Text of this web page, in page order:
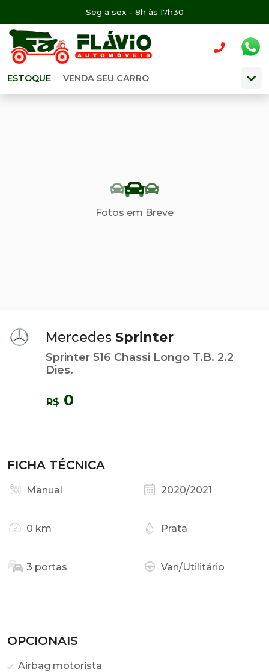
Seg a sex - 8h às 17h30
ESTOQUE VENDA SEU CARRO
Fotos em Breve
Mercedes Sprinter
Sprinter 516 Chassi Longo T.B. 2.2
Dies.
R$ 0
FICHA TÉCNICA
Manual 2020/2021
0 km Prata
3 portas Van/Utilitário
OPCIONAIS
Airbag motorista